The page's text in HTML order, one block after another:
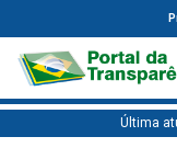
Última